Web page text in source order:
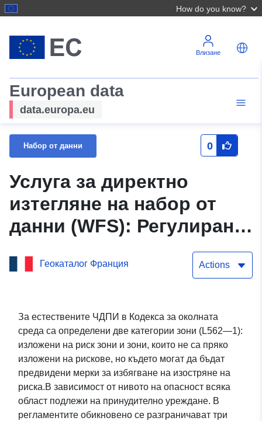
How do you know?
Влизане
European data
data.europa.eu
Набор от данни 0
Услуга за директно
изтегляне на набор от
данни (WFS): Регулирана
предотвратяване на
Карну — Bouches-du-
Rhône —
13DDTM20110088
(INCENDIE DE FORET)
Геокаталог Франция Actions
За естествените ЧДПИ в Кодекса за околната
среда са определени две категории зони (L562—1):
изложени на риск зони и зони, които не са пряко
изложени на рискове, но където могат да бъдат
предвидени мерки за избягване на изостряне на
риска.В зависимост от нивото на опасност всяка
област подлежи на принудително уреждане. В
регламентите обикновено се разграничават три